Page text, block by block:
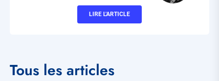
LIRE L'ARTICLE
Tous les articles